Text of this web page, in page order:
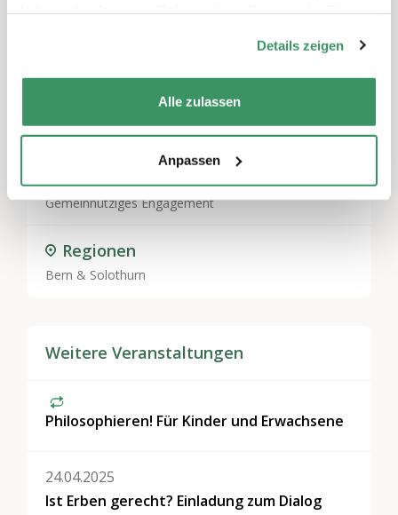
Details zeigen
Alle zulassen
Anpassen
Kultur & Künste,Freizeitaktivitäten & Spiele,
Gemeinnütziges Engagement
Regionen
Bern & Solothurn
Weitere Veranstaltungen
Philosophieren! Für Kinder und Erwachsene
24.04.2025
Ist Erben gerecht? Einladung zum Dialog
Schreiben Sie einen Kommentar
sein, um einen